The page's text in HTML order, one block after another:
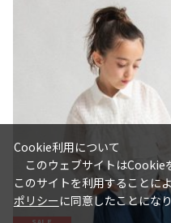
Cookie利用について
このウェブサイトはCookie
このサイトを利用することによ
ポリシーに同意したことになり